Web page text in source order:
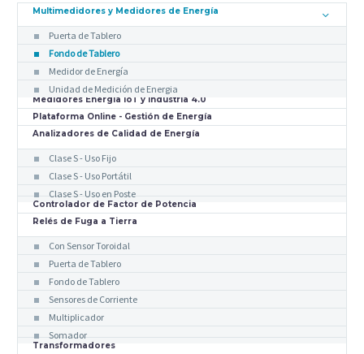
Multimedidores y Medidores de Energía
Puerta de Tablero
Fondo de Tablero
Medidor de Energía
Unidad de Medición de Energia
Medidores Energia IoT y Industria 4.0
Plataforma Online - Gestión de Energía
Analizadores de Calidad de Energía
Clase S - Uso Fijo
Clase S - Uso Portátil
Clase S - Uso en Poste
Controlador de Factor de Potencia
Relés de Fuga a Tierra
Con Sensor Toroidal
Puerta de Tablero
Fondo de Tablero
Sensores de Corriente
Multiplicador
Somador
Transformadores